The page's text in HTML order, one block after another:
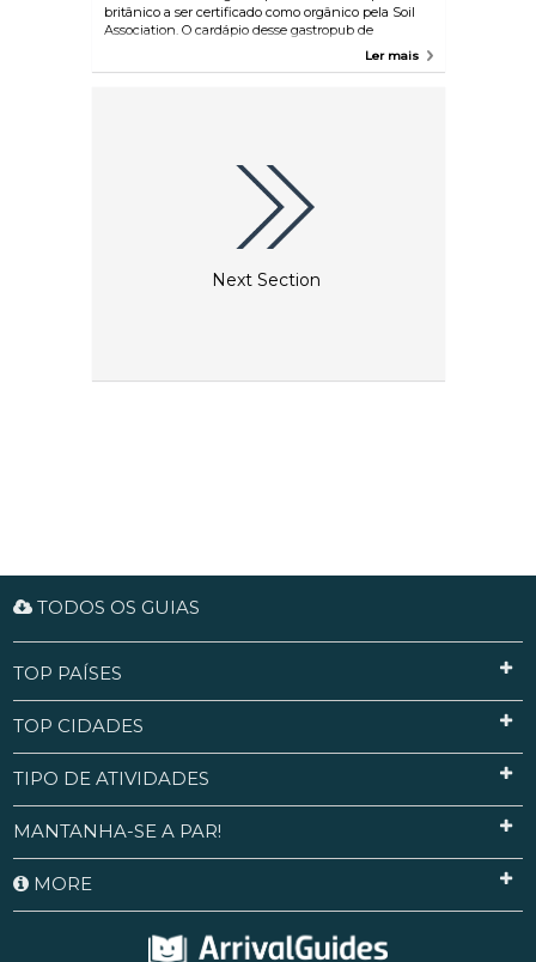
britânico a ser certificado como orgânico pela Soil
Association. O cardápio desse gastropub de
Islington, como é de se esperar, apresenta umaLer mais
Next Section
TODOS OS GUIAS
TOP PAÍSES
TOP CIDADES
TIPO DE ATIVIDADES
MANTANHA-SE A PAR!
MORE